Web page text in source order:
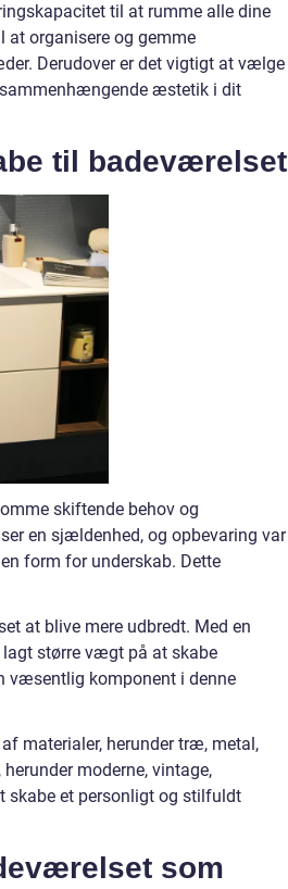
til at rumme alle dine
at organisere og gemme
Derudover er det vigtigt at vælge
æstetik i dit
til badeværelset
skiftende behov og
en sjældenhed, og opbevaring var
form for underskab. Dette
at blive mere udbredt. Med en
større vægt på at skabe
væsentlig komponent i denne
materialer, herunder træ, metal,
moderne, vintage,
skabe et personligt og stilfuldt
som